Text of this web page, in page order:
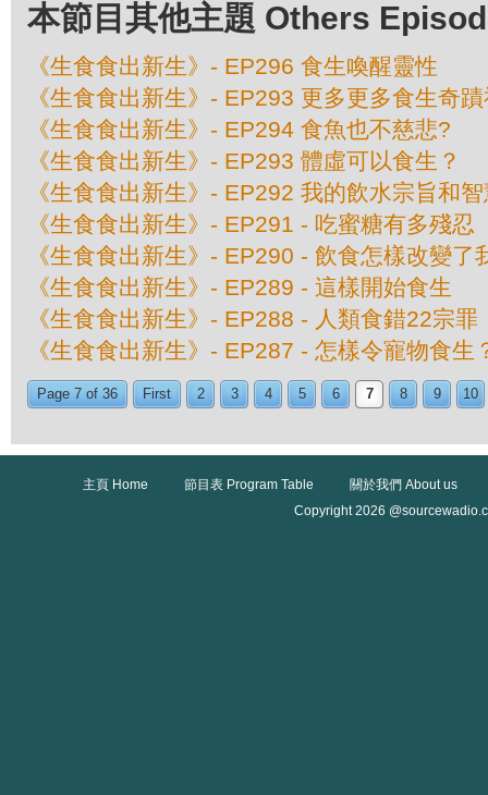
本節目其他主題 Others
《生食食出新生》- EP296 食生喚醒靈性
《生食食出新生》- EP293 更多更多食生奇
《生食食出新生》- EP294 食魚也不慈悲?
《生食食出新生》- EP293 體虛可以食生？
《生食食出新生》- EP292 我的飲水宗旨和
《生食食出新生》- EP291 - 吃蜜糖有多殘忍
《生食食出新生》- EP290 - 飲食怎樣改變了
《生食食出新生》- EP289 - 這樣開始食生
《生食食出新生》- EP288 - 人類食錯22宗罪
《生食食出新生》- EP287 - 怎樣令寵物食生
Page 7 of 36 First 2 3 4 5 6 7 8 9 10
主頁 Home 節目表 Program Table
關於我們 About us
Copyright 2026